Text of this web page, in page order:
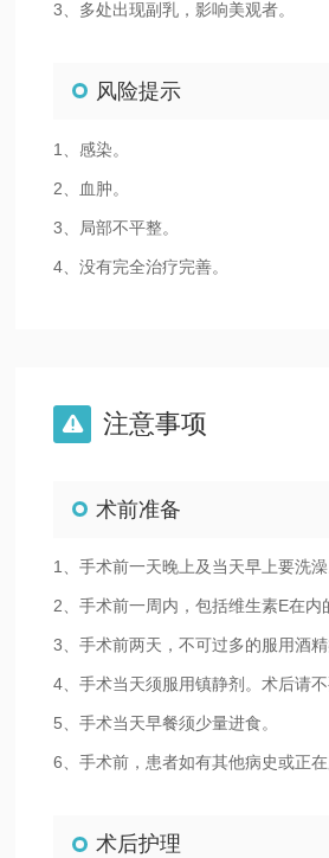
3、多处出现副乳，影响美观者。
风险提示
1、感染。
2、血肿。
3、局部不平整。
4、没有完全治疗完善。
 注意事项
术前准备
1、手术前一天晚上及当天早上要洗澡
2、手术前一周内，包括维生素E在内
3、手术前两天，不可过多的服用酒精
4、手术当天须服用镇静剂。术后请
5、手术当天早餐须少量进食。
6、手术前，患者如有其他病史或正
术后护理